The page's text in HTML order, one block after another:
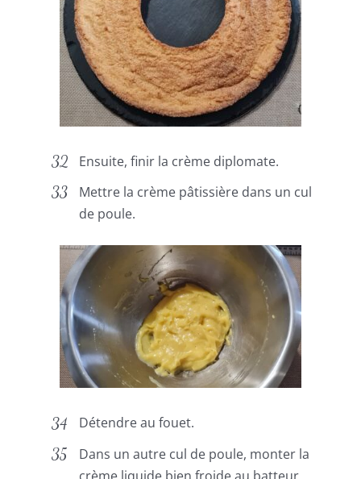
Ensuite, finir la crème diplomate.
Mettre la crème pâtissière dans un cul
de poule.
Détendre au fouet.
Dans un autre cul de poule, monter la
crème liquide bien froide au batteur